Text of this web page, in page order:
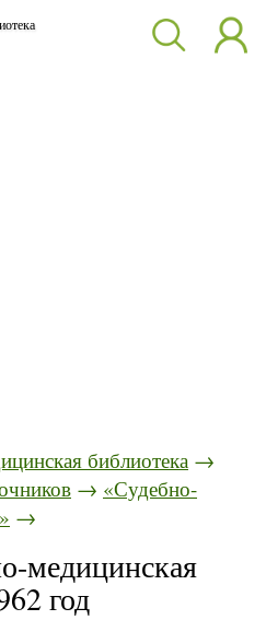
библиотека →
→ «Судебно-
→
медицинская
год